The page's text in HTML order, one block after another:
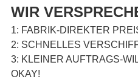
WIR
1: FABRIK-DIREKTER
2: SCHNELLES
3: KLEINER AUFTRAGS-
OKAY!